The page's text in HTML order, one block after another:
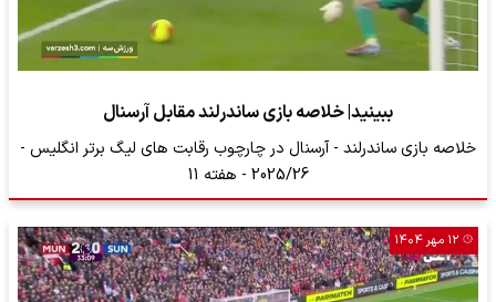
ببینید| خلاصه بازی ساندرلند مقابل آرسنال
خلاصه بازی ساندرلند - آرسنال در چارچوب رقابت های لیگ برتر انگلیس -
2025/26 - هفته 11
۱۲ مهر ۱۴۰۴